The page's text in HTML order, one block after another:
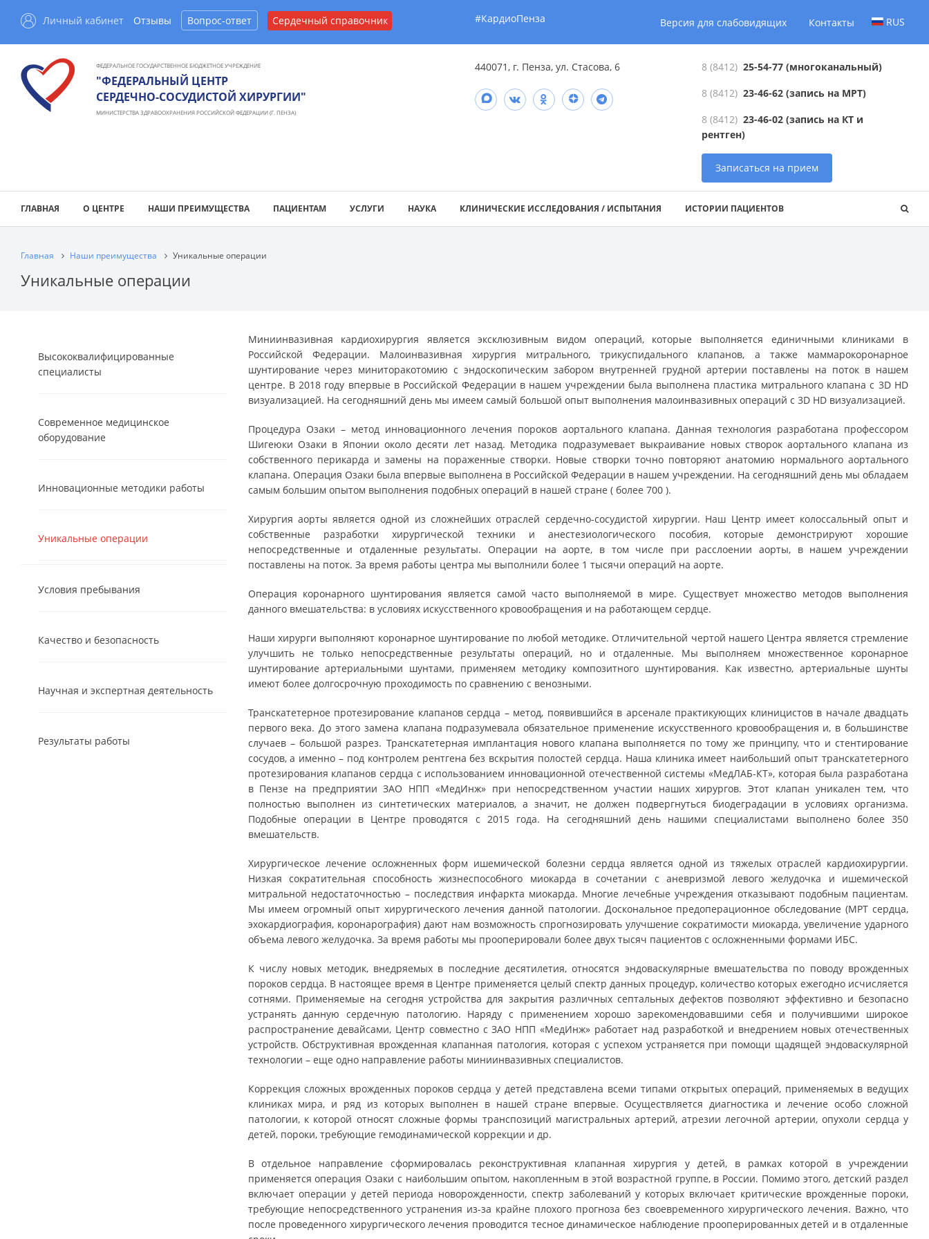
Личный кабинет Отзывы Вопрос-ответ Сердечный справочник #КардиоПенза Версия для слабовидящих Контакты RUS
ФЕДЕРАЛЬНОЕ ГОСУДАРСТВЕННОЕ БЮДЖЕТНОЕ УЧРЕЖДЕНИЕ
"ФЕДЕРАЛЬНЫЙ ЦЕНТР
СЕРДЕЧНО-СОСУДИСТОЙ ХИРУРГИИ"
МИНИСТЕРСТВА ЗДРАВООХРАНЕНИЯ РОССИЙСКОЙ ФЕДЕРАЦИИ (Г. ПЕНЗА)
440071, г. Пенза, ул. Стасова, 6 8 (8412) 25-54-77 (многоканальный)
8 (8412) 23-46-62 (запись на МРТ)
8 (8412) 23-46-02 (запись на КТ и
рентген)
Записаться на прием
ГЛАВНАЯ О ЦЕНТРЕ НАШИ ПРЕИМУЩЕСТВА ПАЦИЕНТАМ УСЛУГИ НАУКА КЛИНИЧЕСКИЕ ИССЛЕДОВАНИЯ / ИСПЫТАНИЯ ИСТОРИИ ПАЦИЕНТОВ
Главная Наши преимущества Уникальные операции
Уникальные операции
Высококвалифицированные
специалисты
Современное медицинское
оборудование
Инновационные методики работы
Уникальные операции
Условия пребывания
Качество и безопасность
Научная и экспертная деятельность
Результаты работы
Миниинвазивная кардиохирургия является эксклюзивным видом операций, которые выполняется единичными клиниками в
Российской Федерации. Малоинвазивная хирургия митрального, трикуспидального клапанов, а также маммарокоронарное
шунтирование через миниторакотомию с эндоскопическим забором внутренней грудной артерии поставлены на поток в нашем
центре. В 2018 году впервые в Российской Федерации в нашем учреждении была выполнена пластика митрального клапана с 3D HD
визуализацией. На сегодняшний день мы имеем самый большой опыт выполнения малоинвазивных операций с 3D HD визуализацией.
Процедура Озаки – метод инновационного лечения пороков аортального клапана. Данная технология разработана профессором
Шигеюки Озаки в Японии около десяти лет назад. Методика подразумевает выкраивание новых створок аортального клапана из
собственного перикарда и замены на пораженные створки. Новые створки точно повторяют анатомию нормального аортального
клапана. Операция Озаки была впервые выполнена в Российской Федерации в нашем учреждении. На сегодняшний день мы обладаем
самым большим опытом выполнения подобных операций в нашей стране ( более 700 ).
Хирургия аорты является одной из сложнейших отраслей сердечно-сосудистой хирургии. Наш Центр имеет колоссальный опыт и
собственные разработки хирургической техники и анестезиологического пособия, которые демонстрируют хорошие
непосредственные и отдаленные результаты. Операции на аорте, в том числе при расслоении аорты, в нашем учреждении
поставлены на поток. За время работы центра мы выполнили более 1 тысячи операций на аорте.
Операция коронарного шунтирования является самой часто выполняемой в мире. Существует множество методов выполнения
данного вмешательства: в условиях искусственного кровообращения и на работающем сердце.
Наши хирурги выполняют коронарное шунтирование по любой методике. Отличительной чертой нашего Центра является стремление
улучшить не только непосредственные результаты операций, но и отдаленные. Мы выполняем множественное коронарное
шунтирование артериальными шунтами, применяем методику композитного шунтирования. Как известно, артериальные шунты
имеют более долгосрочную проходимость по сравнению с венозными.
Транскатетерное протезирование клапанов сердца – метод, появившийся в арсенале практикующих клиницистов в начале двадцать
первого века. До этого замена клапана подразумевала обязательное применение искусственного кровообращения и, в большинстве
случаев – большой разрез. Транскатетерная имплантация нового клапана выполняется по тому же принципу, что и стентирование
сосудов, а именно – под контролем рентгена без вскрытия полостей сердца. Наша клиника имеет наибольший опыт транскатетерного
протезирования клапанов сердца с использованием инновационной отечественной системы «МедЛАБ-КТ», которая была разработана
в Пензе на предприятии ЗАО НПП «МедИнж» при непосредственном участии наших хирургов. Этот клапан уникален тем, что
полностью выполнен из синтетических материалов, а значит, не должен подвергнуться биодеградации в условиях организма.
Подобные операции в Центре проводятся с 2015 года. На сегодняшний день нашими специалистами выполнено более 350
вмешательств.
Хирургическое лечение осложненных форм ишемической болезни сердца является одной из тяжелых отраслей кардиохирургии.
Низкая сократительная способность жизнеспособного миокарда в сочетании с аневризмой левого желудочка и ишемической
митральной недостаточностью – последствия инфаркта миокарда. Многие лечебные учреждения отказывают подобным пациентам.
Мы имеем огромный опыт хирургического лечения данной патологии. Доскональное предоперационное обследование (МРТ сердца,
эхокардиография, коронарография) дают нам возможность спрогнозировать улучшение сократимости миокарда, увеличение ударного
объема левого желудочка. За время работы мы прооперировали более двух тысяч пациентов с осложненными формами ИБС.
К числу новых методик, внедряемых в последние десятилетия, относятся эндоваскулярные вмешательства по поводу врожденных
пороков сердца. В настоящее время в Центре применяется целый спектр данных процедур, количество которых ежегодно исчисляется
сотнями. Применяемые на сегодня устройства для закрытия различных септальных дефектов позволяют эффективно и безопасно
устранять данную сердечную патологию. Наряду с применением хорошо зарекомендовавшими себя и получившими широкое
распространение девайсами, Центр совместно с ЗАО НПП «МедИнж» работает над разработкой и внедрением новых отечественных
устройств. Обструктивная врожденная клапанная патология, которая с успехом устраняется при помощи щадящей эндоваскулярной
технологии – еще одно направление работы миниинвазивных специалистов.
Коррекция сложных врожденных пороков сердца у детей представлена всеми типами открытых операций, применяемых в ведущих
клиниках мира, и ряд из которых выполнен в нашей стране впервые. Осуществляется диагностика и лечение особо сложной
патологии, к которой относят сложные формы транспозиций магистральных артерий, атрезии легочной артерии, опухоли сердца у
детей, пороки, требующие гемодинамической коррекции и др.
В отдельное направление сформировалась реконструктивная клапанная хирургия у детей, в рамках которой в учреждении
применяется операция Озаки с наибольшим опытом, накопленным в этой возрастной группе, в России. Помимо этого, детский раздел
включает операции у детей периода новорожденности, спектр заболеваний у которых включает критические врожденные пороки,
требующие непосредственного устранения из-за крайне плохого прогноза без своевременного хирургического лечения. Важно, что
после проведенного хирургического лечения проводится тесное динамическое наблюдение прооперированных детей и в отдаленные